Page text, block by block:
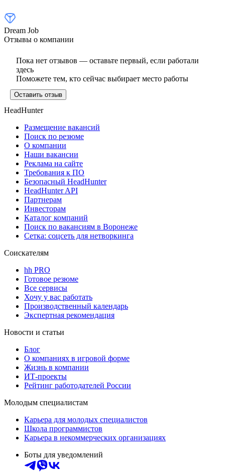
Dream Job
Отзывы о компании
Пока нет отзывов — оставьте первый, если работали
здесь
Поможете тем, кто сейчас выбирает место работы
Оставить отзыв
HeadHunter
Размещение вакансий
Поиск по резюме
О компании
Наши вакансии
Реклама на сайте
Требования к ПО
Безопасный HeadHunter
HeadHunter API
Партнерам
Инвесторам
Каталог компаний
Поиск по вакансиям в Воронеже
Сетка: соцсеть для нетворкинга
Соискателям
hh PRO
Готовое резюме
Все сервисы
Хочу у вас работать
Производственный календарь
Экспертная рекомендация
Новости и статьи
Блог
О компаниях в игровой форме
Жизнь в компании
ИТ-проекты
Рейтинг работодателей России
Молодым специалистам
Карьера для молодых специалистов
Школа программистов
Карьера в некоммерческих организациях
Боты для уведомлений